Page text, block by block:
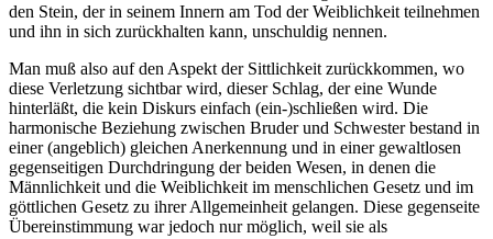
den Stein, der in seinem Innern am Tod der Weiblichkeit teilnehmen
und ihn in sich zurückhalten kann, unschuldig nennen.
Man muß also auf den Aspekt der Sittlichkeit zurückkommen, wo
diese Verletzung sichtbar wird, dieser Schlag, der eine Wunde
hinterläßt, die kein Diskurs einfach (ein-)schließen wird. Die
harmonische Beziehung zwischen Bruder und Schwester bestand in
einer (angeblich) gleichen Anerkennung und in einer gewaltlosen
gegenseitigen Durchdringung der beiden Wesen, in denen die
Männlichkeit und die Weiblichkeit im menschlichen Gesetz und im
göttlichen Gesetz zu ihrer Allgemeinheit gelangen. Diese gegenseite
Übereinstimmung war jedoch nur möglich, weil sie als